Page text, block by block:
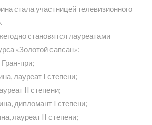
стала участницей телевизионного
становятся лауреатами
«Золотой сапсан»:
при;
лауреат I степени;
II степени;
дипломант I степени;
лауреат II степени;